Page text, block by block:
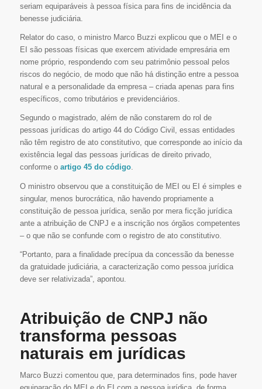
seriam equiparáveis à pessoa física para fins de incidência da
benesse judiciária.
Relator do caso, o ministro Marco Buzzi explicou que o MEI e o
EI são pessoas físicas que exercem atividade empresária em
nome próprio, respondendo com seu patrimônio pessoal pelos
riscos do negócio, de modo que não há distinção entre a pessoa
natural e a personalidade da empresa – criada apenas para fins
específicos, como tributários e previdenciários.
Segundo o magistrado, além de não constarem do rol de
pessoas jurídicas do artigo 44 do Código Civil, essas entidades
não têm registro de ato constitutivo, que corresponde ao início da
existência legal das pessoas jurídicas de direito privado,
conforme o artigo 45 do código.
O ministro observou que a constituição de MEI ou EI é simples e
singular, menos burocrática, não havendo propriamente a
constituição de pessoa jurídica, senão por mera ficção jurídica
ante a atribuição de CNPJ e a inscrição nos órgãos competentes
– o que não se confunde com o registro de ato constitutivo.
“Portanto, para a finalidade precípua da concessão da benesse
da gratuidade judiciária, a caracterização como pessoa jurídica
deve ser relativizada”, apontou.
Atribuição de CNPJ não
transforma pessoas
naturais em jurídicas
Marco Buzzi comentou que, para determinados fins, pode haver